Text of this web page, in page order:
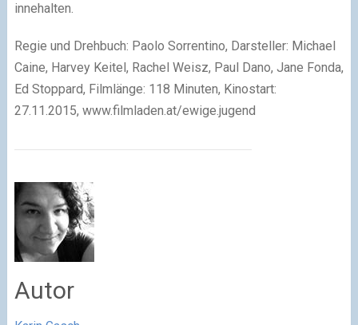
innehalten.
Regie und Drehbuch: Paolo Sorrentino, Darsteller: Michael
Caine, Harvey Keitel, Rachel Weisz, Paul Dano, Jane Fonda,
Ed Stoppard, Filmlänge: 118 Minuten, Kinostart:
27.11.2015, www.filmladen.at/ewige.jugend
Autor